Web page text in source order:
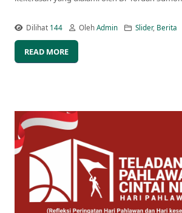
Dilihat 144 OlehAdmin Slider, Berita
READ MORE